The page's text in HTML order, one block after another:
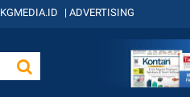
KGMEDIA.ID | ADVERTISING